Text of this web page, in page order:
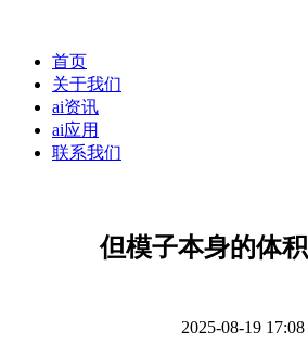
首页
关于我们
ai资讯
ai应用
联系我们
但模子本身的体
2025-08-19 17:08